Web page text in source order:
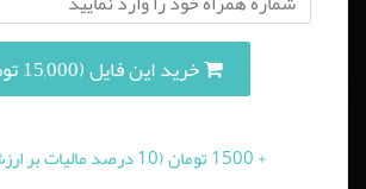
خرید این فایل (15,000 تومان)
+ 1500 تومان (10 درصد مالیات بر ارزش افزوده)